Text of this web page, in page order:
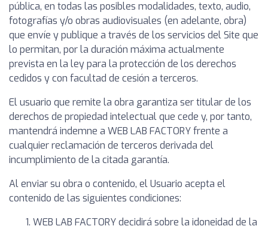
pública, en todas las posibles modalidades, texto, audio,
fotografías y/o obras audiovisuales (en adelante, obra)
que envíe y publique a través de los servicios del Site que
lo permitan, por la duración máxima actualmente
prevista en la ley para la protección de los derechos
cedidos y con facultad de cesión a terceros.
El usuario que remite la obra garantiza ser titular de los
derechos de propiedad intelectual que cede y, por tanto,
mantendrá indemne a WEB LAB FACTORY frente a
cualquier reclamación de terceros derivada del
incumplimiento de la citada garantía.
Al enviar su obra o contenido, el Usuario acepta el
contenido de las siguientes condiciones:
WEB LAB FACTORY decidirá sobre la idoneidad de la